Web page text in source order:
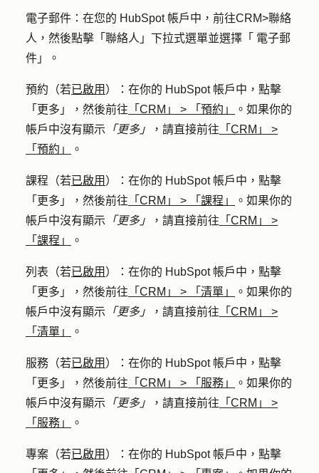
電子郵件 ：在您的 HubSpot 帳戶中，前往CRM>聯絡
人 ，然後點擊「 聯絡人 」下拉式選單並選擇「 電子郵
件」
。
預約 （若已啟用 ）：在你的 HubSpot 帳戶中，點擊
「更多」
，然後前往 「CRM」 > 「預約」
。如果你的
帳戶中沒有顯示 「更多」 ，請直接前往 「CRM」
>
「預約」
。
課程 （若已啟用 ）：在你的 HubSpot 帳戶中，點擊
「更多」
，然後前往 「CRM」 > 「課程」
。如果你的
帳戶中沒有顯示 「更多」 ，請直接前往 「CRM」
>
「課程」
。
列表 （若已啟用 ）：在你的 HubSpot 帳戶中，點擊
「更多」
，然後前往 「CRM」 > 「清單」
。如果你的
帳戶中沒有顯示 「更多」 ，請直接前往 「CRM」
>
「清單」
。
服務 （若已啟用 ）：在你的 HubSpot 帳戶中，點擊
「更多」
，然後前往 「CRM」 > 「服務」
。如果你的
帳戶中沒有顯示 「更多」 ，請直接前往 「CRM」
>
「服務」
。
專案 （若已啟用 ）：在你的 HubSpot 帳戶中，點擊